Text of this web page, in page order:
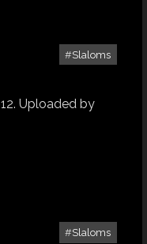
Slaloms
DU LUC 2019
Uploaded by
Slaloms
OCTOBRE 2018